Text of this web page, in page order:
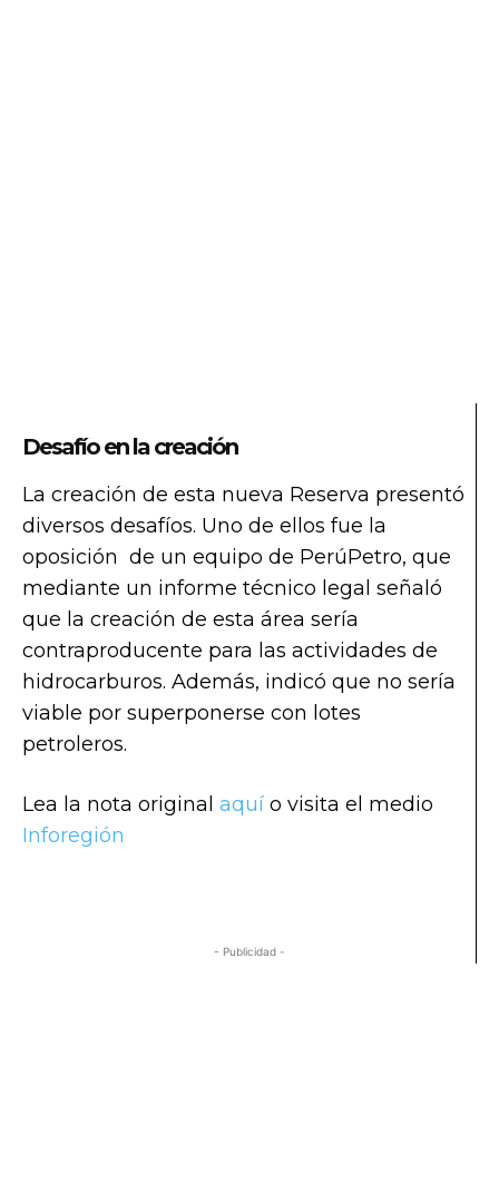
Desafío en la creación
La creación de esta nueva Reserva presentó
diversos desafíos. Uno de ellos fue la
oposición de un equipo de PerúPetro, que
mediante un informe técnico legal señaló
que la creación de esta área sería
contraproducente para las actividades de
hidrocarburos. Además, indicó que no sería
viable por superponerse con lotes
petroleros.
Lea la nota original aquí o visita el medio
Inforegión
- Publicidad -